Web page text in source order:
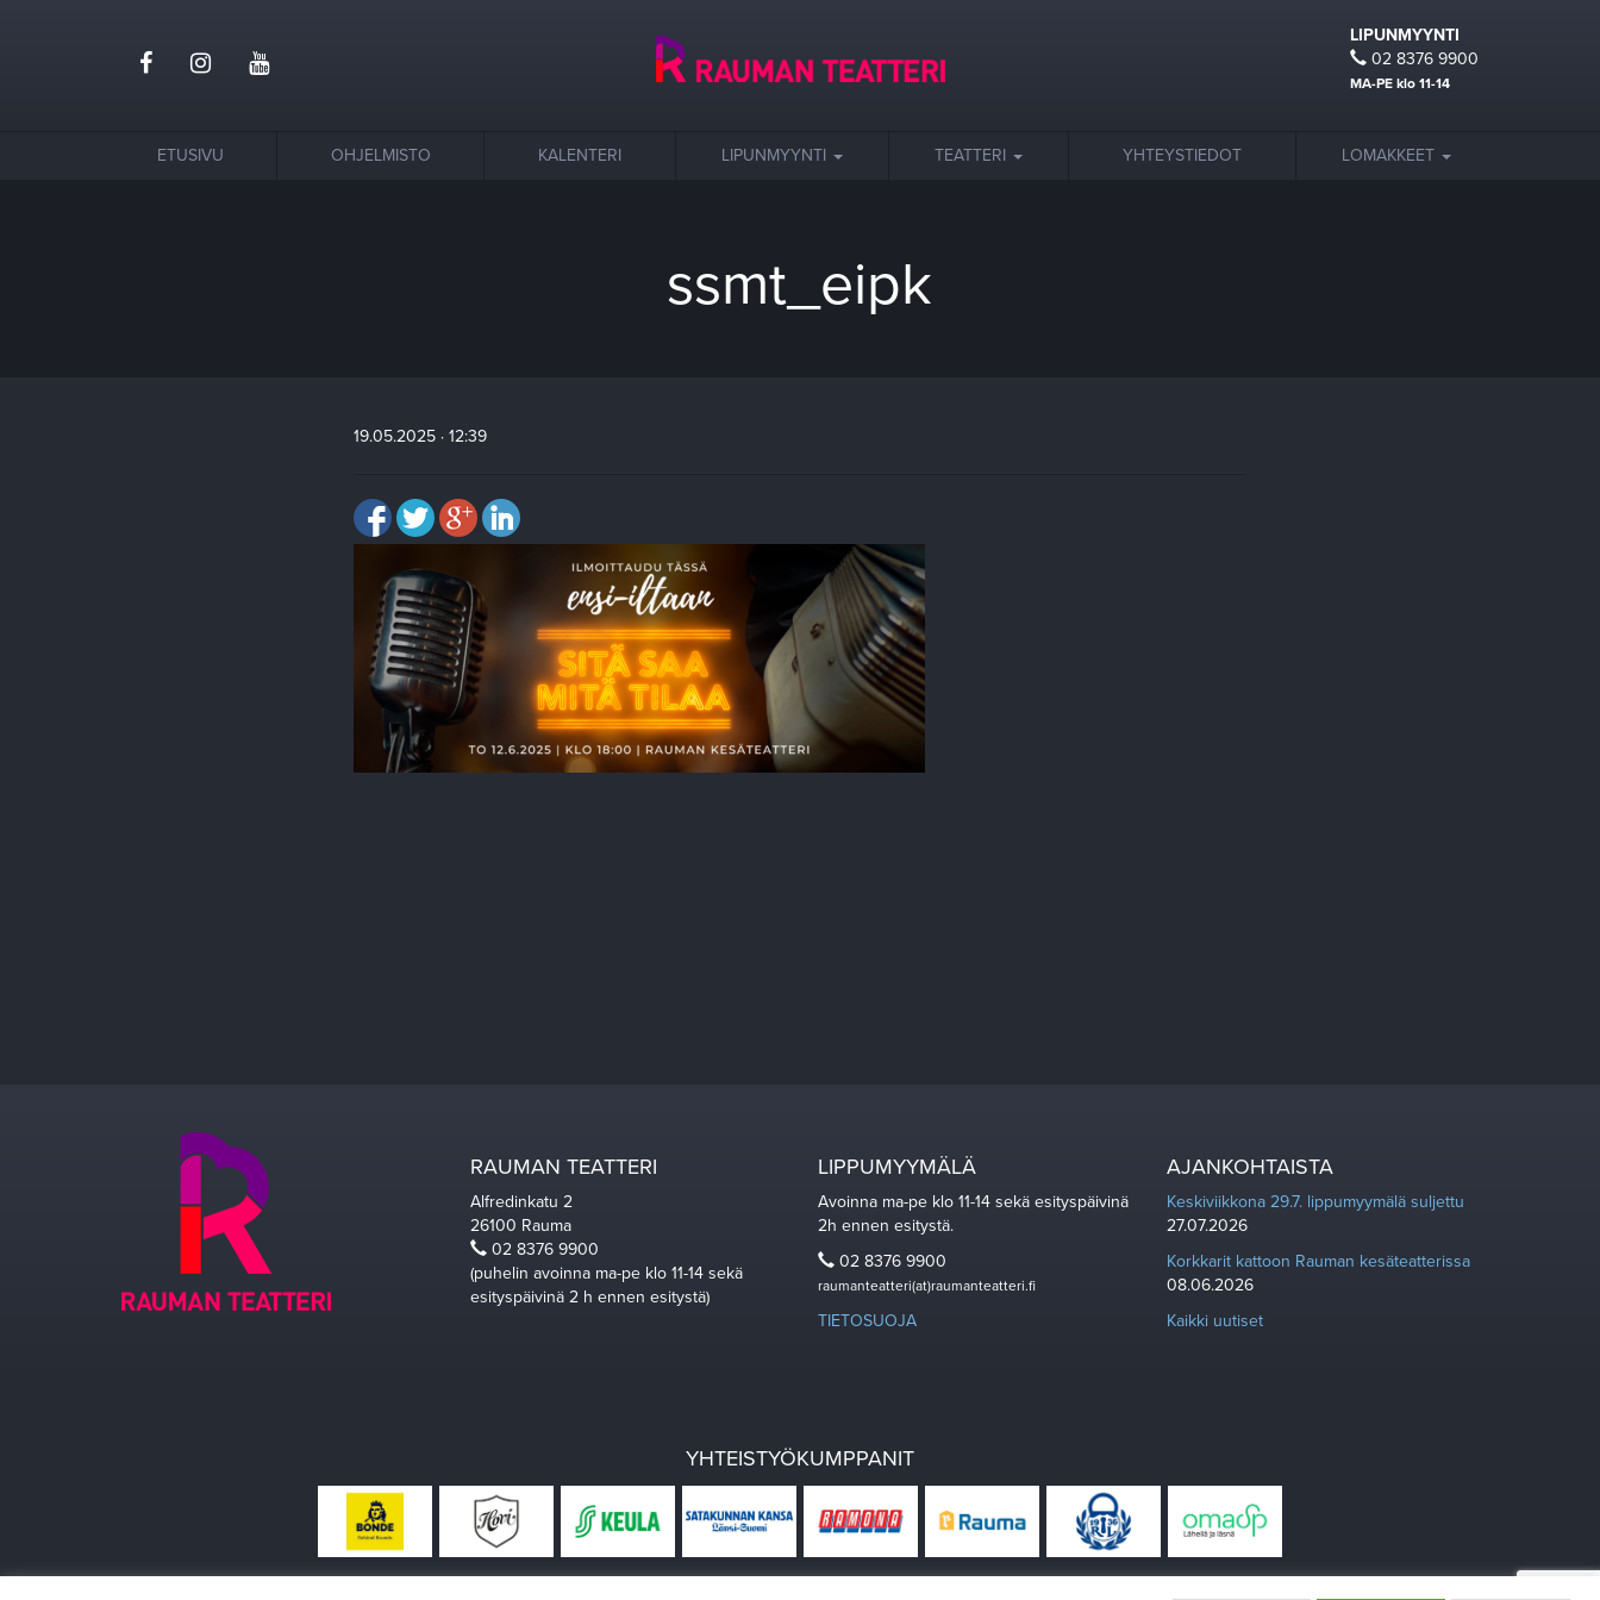
LIPUNMYYNTI
02 8376 9900
MA-PE klo 11-14
ETUSIVU OHJELMISTO KALENTERI LIPUNMYYNTI TEATTERI YHTEYSTIEDOT LOMAKKEET
ssmt_eipk
19.05.2025 · 12:39
RAUMAN TEATTERI
Alfredinkatu 2
26100 Rauma
02 8376 9900
(puhelin avoinna ma-pe klo 11-14 sekä
esityspäivinä 2 h ennen esitystä)
LIPPUMYYMÄLÄ
Avoinna ma-pe klo 11-14 sekä esityspäivinä
2h ennen esitystä.
02 8376 9900
raumanteatteri(at)raumanteatteri.fi
TIETOSUOJA
AJANKOHTAISTA
Keskiviikkona 29.7. lippumyymälä suljettu
27.07.2026
Korkkarit kattoon Rauman kesäteatterissa
08.06.2026
Kaikki uutiset
YHTEISTYÖKUMPPANIT